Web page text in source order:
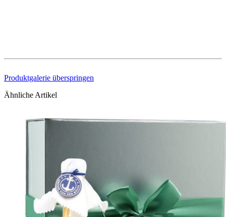
Produktgalerie überspringen
Ähnliche Artikel